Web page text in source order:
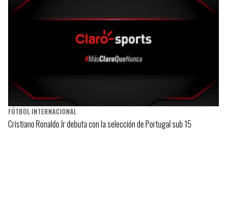
FÚTBOL INTERNACIONAL
Cristiano Ronaldo Jr debuta con la selección de Portugal sub 15